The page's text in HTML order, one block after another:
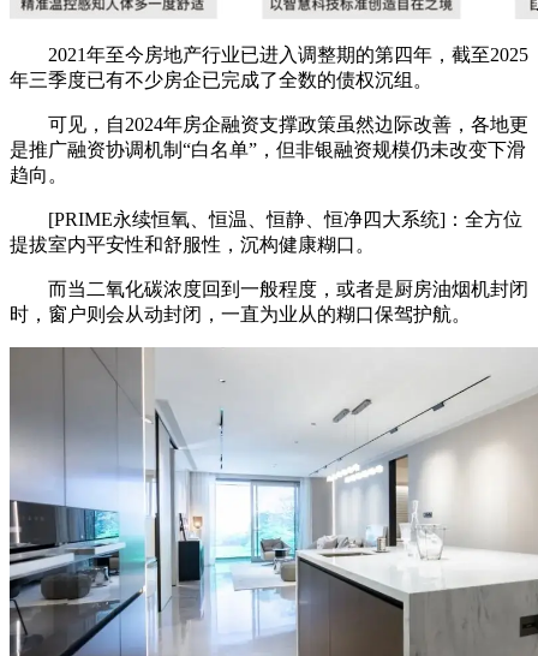
2021年至今房地产行业已进入调整期的第四年，截至2025
年三季度已有不少房企已完成了全数的债权沉组。
可见，自2024年房企融资支撑政策虽然边际改善，各地更
是推广融资协调机制“白名单”，但非银融资规模仍未改变下滑
趋向。
[PRIME永续恒氧、恒温、恒静、恒净四大系统]：全方位
提拔室内平安性和舒服性，沉构健康糊口。
而当二氧化碳浓度回到一般程度，或者是厨房油烟机封闭
时，窗户则会从动封闭，一直为业从的糊口保驾护航。